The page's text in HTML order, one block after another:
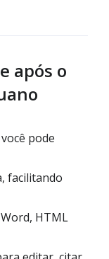
após o
pode
facilitando
HTML